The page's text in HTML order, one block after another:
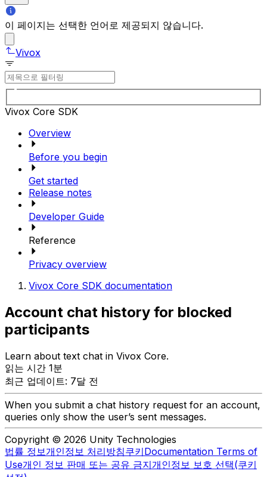
이 페이지는 선택한 언어로 제공되지 않습니다.
Vivox
Vivox Core SDK
Overview
Before you begin
Get started
Release notes
Developer Guide
Reference
Privacy overview
Vivox Core SDK documentation
Account chat history for blocked
participants
Learn about text chat in Vivox Core.
읽는 시간 1분
최근 업데이트: 7달 전
When you submit a chat history request for an account,
queries only show the user’s sent messages.
Copyright © 2026 Unity Technologies
법률 정보개인정보 처리방침쿠키Documentation Terms of
Use개인 정보 판매 또는 공유 금지개인정보 보호 선택(쿠키